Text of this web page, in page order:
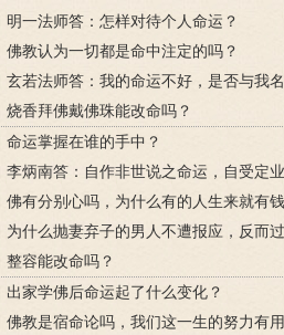
明一法师答：怎样对待个人命运？
佛教认为一切都是命中注定的吗？
玄若法师答：我的命运不好，是否与我
烧香拜佛戴佛珠能改命吗？
命运掌握在谁的手中？
佛有分别心吗，为什么有的人生来就有
为什么抛妻弃子的男人不遭报应，反而
整容能改命吗？
出家学佛后命运起了什么变化？
佛教是宿命论吗，我们这一生的努力有